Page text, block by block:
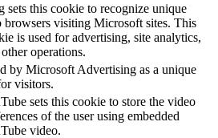
sets this cookie to recognize unique
browsers visiting Microsoft sites. This
is used for advertising, site analytics,
operations.
by Microsoft Advertising as a unique
visitors.
sets this cookie to store the video
of the user using embedded
video.